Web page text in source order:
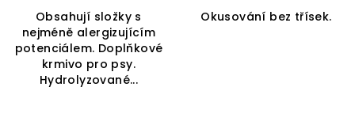
Obsahují složky s
nejméně alergizujícím
potenciálem. Doplňkové
krmivo pro psy.
Hydrolyzované...
z
Okusování bez třísek.